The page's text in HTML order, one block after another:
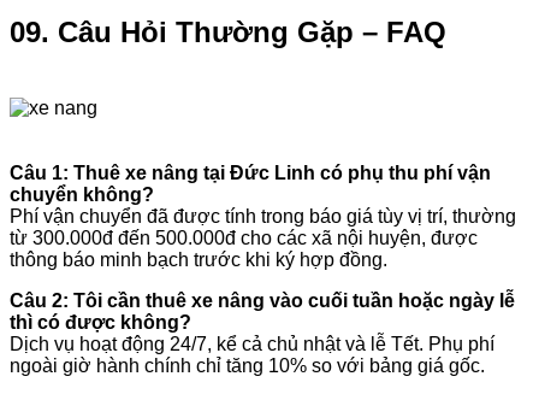
09. Câu Hỏi Thường Gặp – FAQ
Câu 1: Thuê xe nâng tại Đức Linh có phụ thu phí vận
chuyển không?
Phí vận chuyển đã được tính trong báo giá tùy vị trí, thường
từ 300.000đ đến 500.000đ cho các xã nội huyện, được
thông báo minh bạch trước khi ký hợp đồng.
Câu 2: Tôi cần thuê xe nâng vào cuối tuần hoặc ngày lễ
thì có được không?
Dịch vụ hoạt động 24/7, kể cả chủ nhật và lễ Tết. Phụ phí
ngoài giờ hành chính chỉ tăng 10% so với bảng giá gốc.